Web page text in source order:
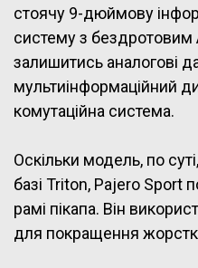
стоячу 9-дюймову
систему з
залишитись аналогові
мультиінформаційний
комутаційна система.
Оскільки модель, по
базі Triton, Pajero Sport
рамі пікапа. Він
для покращення